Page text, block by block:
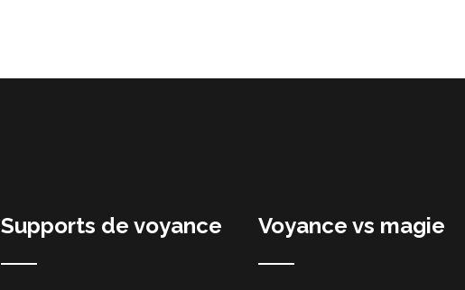
Supports de voyance Voyance vs magie